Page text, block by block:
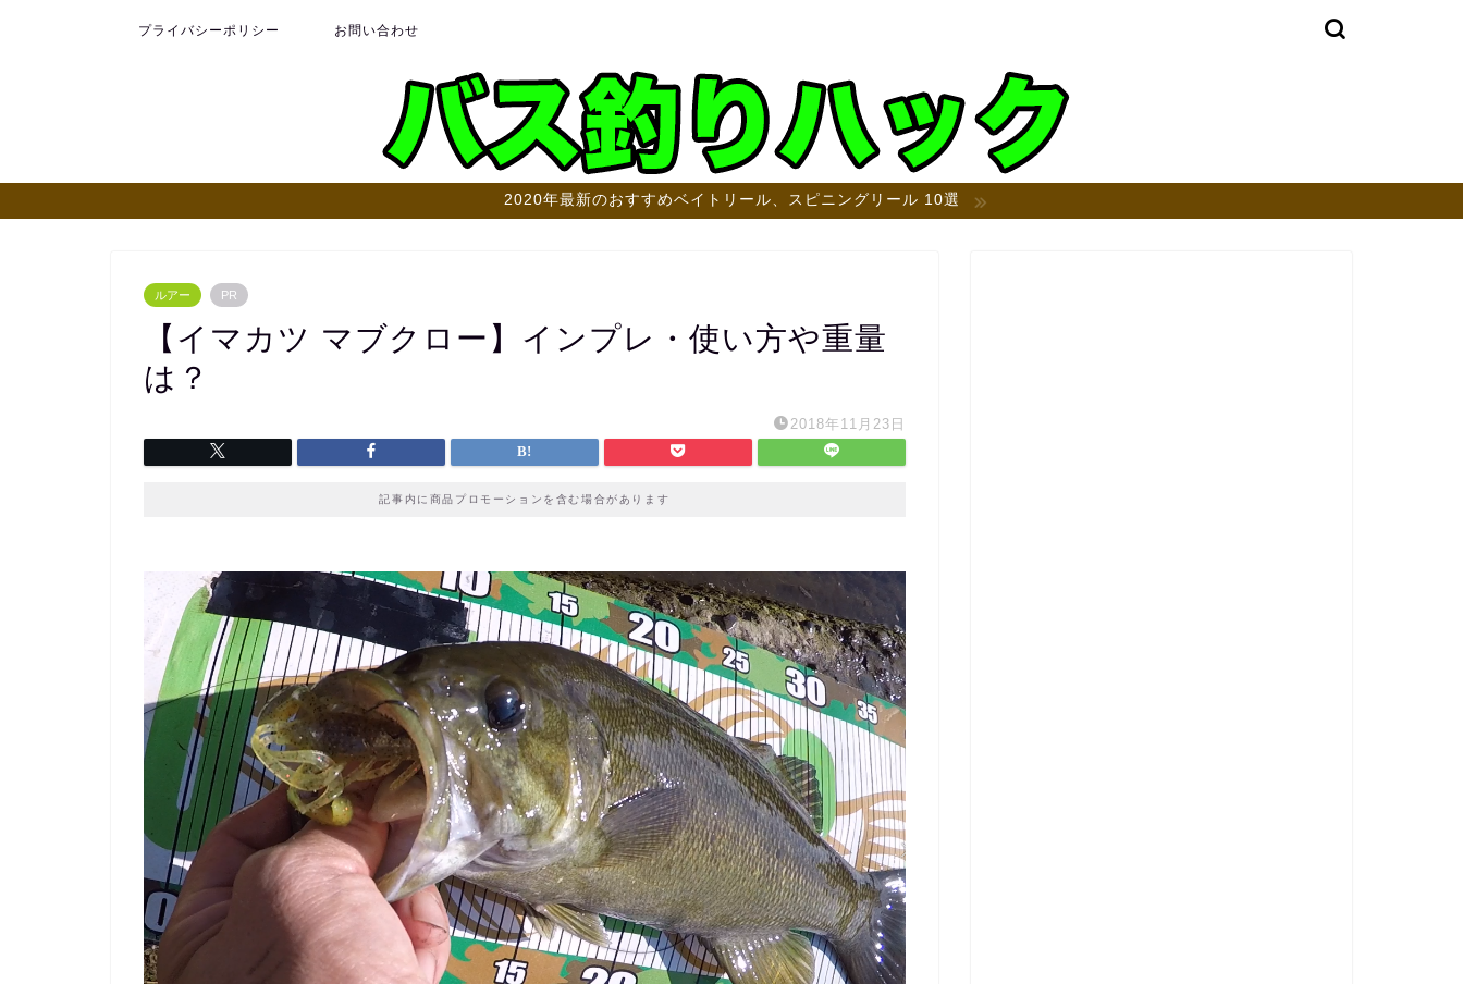
プライバシーポリシー お問い合わせ
2020年最新のおすすめベイトリール、スピニングリール 10選
ルアー PR
【イマカツ マブクロー】インプレ・使い方や重量
は？
2018年11月23日
記事内に商品プロモーションを含む場合があります